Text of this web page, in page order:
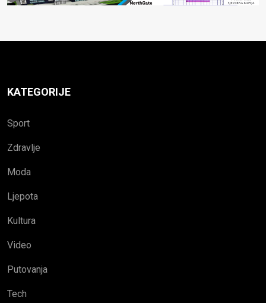
KATEGORIJE
Sport
Zdravlje
Moda
Ljepota
Kultura
Video
Putovanja
Tech